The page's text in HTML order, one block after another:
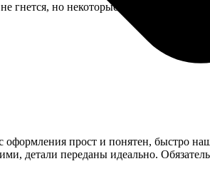
гнется, но некоторые детали плохо
оформления прост и понятен, быстро
детали переданы идеально.